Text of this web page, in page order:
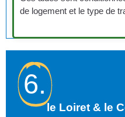
de logement et le type de
6.
le Loiret & le